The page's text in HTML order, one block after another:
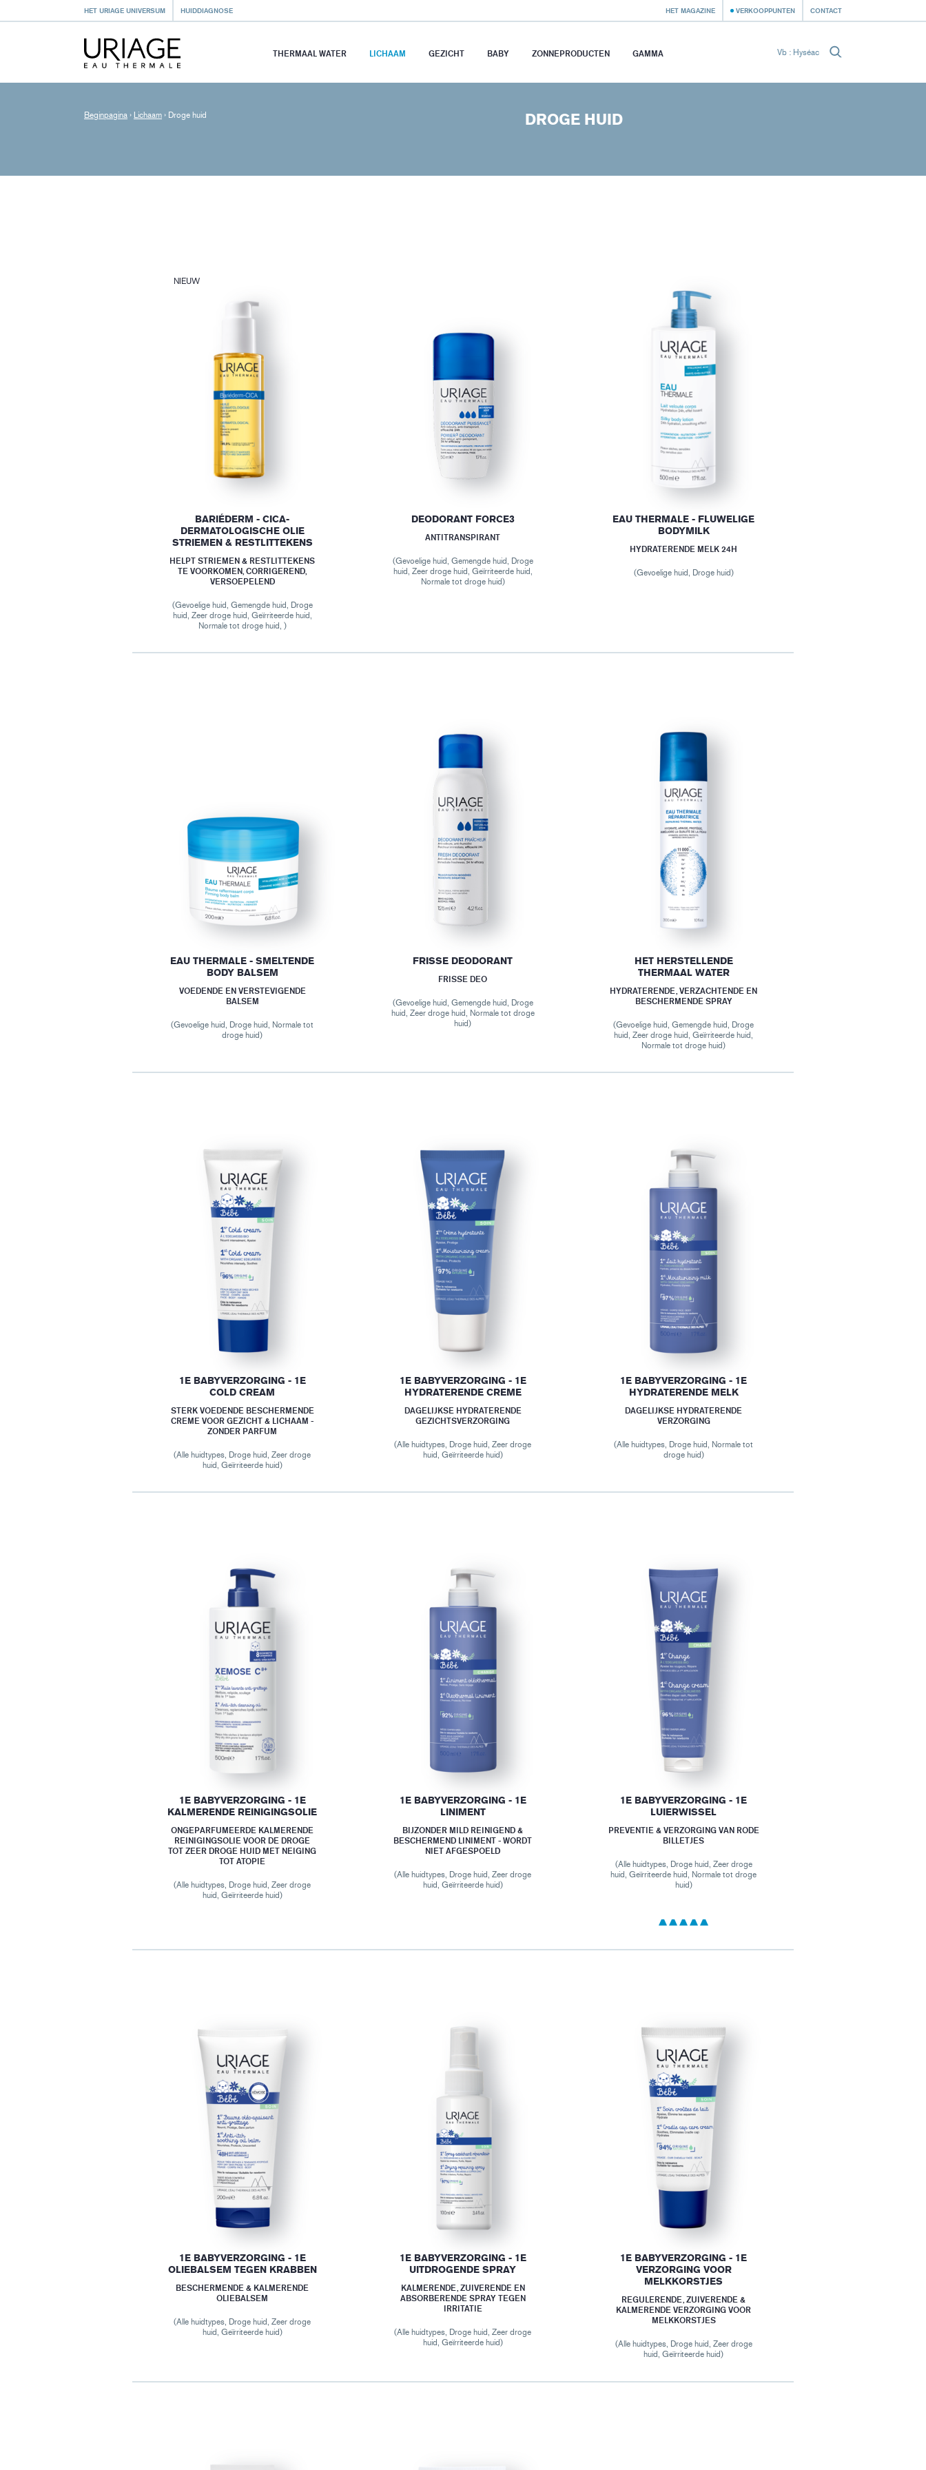
HET URIAGE UNIVERSUM HUIDDIAGNOSE HET MAGAZINE VERKOOPPUNTEN CONTACT
THERMAAL WATER LICHAAM GEZICHT BABY ZONNEPRODUCTEN GAMMA
Beginpagina › Lichaam › Droge huid DROGE HUID
NIEUW
BARIÉDERM - CICA-
DERMATOLOGISCHE OLIE
STRIEMEN & RESTLITTEKENS
HELPT STRIEMEN & RESTLITTEKENS
TE VOORKOMEN, CORRIGEREND,
VERSOEPELEND
(Gevoelige huid, Gemengde huid, Droge
huid, Zeer droge huid, Geïrriteerde huid,
Normale tot droge huid, )
DEODORANT FORCE3
ANTITRANSPIRANT
(Gevoelige huid, Gemengde huid, Droge
huid, Zeer droge huid, Geïrriteerde huid,
Normale tot droge huid)
EAU THERMALE - FLUWELIGE
BODYMILK
HYDRATERENDE MELK 24H
(Gevoelige huid, Droge huid)
EAU THERMALE - SMELTENDE
BODY BALSEM
VOEDENDE EN VERSTEVIGENDE
BALSEM
(Gevoelige huid, Droge huid, Normale tot
droge huid)
FRISSE DEODORANT
FRISSE DEO
(Gevoelige huid, Gemengde huid, Droge
huid, Zeer droge huid, Normale tot droge
huid)
HET HERSTELLENDE
THERMAAL WATER
HYDRATERENDE, VERZACHTENDE EN
BESCHERMENDE SPRAY
(Gevoelige huid, Gemengde huid, Droge
huid, Zeer droge huid, Geïrriteerde huid,
Normale tot droge huid)
1E BABYVERZORGING - 1E
COLD CREAM
STERK VOEDENDE BESCHERMENDE
CREME VOOR GEZICHT & LICHAAM -
ZONDER PARFUM
(Alle huidtypes, Droge huid, Zeer droge
huid, Geïrriteerde huid)
1E BABYVERZORGING - 1E
HYDRATERENDE CREME
DAGELIJKSE HYDRATERENDE
GEZICHTSVERZORGING
(Alle huidtypes, Droge huid, Zeer droge
huid, Geïrriteerde huid)
1E BABYVERZORGING - 1E
HYDRATERENDE MELK
DAGELIJKSE HYDRATERENDE
VERZORGING
(Alle huidtypes, Droge huid, Normale tot
droge huid)
1E BABYVERZORGING - 1E
KALMERENDE REINIGINGSOLIE
ONGEPARFUMEERDE KALMERENDE
REINIGINGSOLIE VOOR DE DROGE
TOT ZEER DROGE HUID MET NEIGING
TOT ATOPIE
(Alle huidtypes, Droge huid, Zeer droge
huid, Geïrriteerde huid)
1E BABYVERZORGING - 1E
LINIMENT
BIJZONDER MILD REINIGEND &
BESCHERMEND LINIMENT - WORDT
NIET AFGESPOELD
(Alle huidtypes, Droge huid, Zeer droge
huid, Geïrriteerde huid)
1E BABYVERZORGING - 1E
LUIERWISSEL
PREVENTIE & VERZORGING VAN RODE
BILLETJES
(Alle huidtypes, Droge huid, Zeer droge
huid, Geïrriteerde huid, Normale tot droge
huid)
1E BABYVERZORGING - 1E
OLIEBALSEM TEGEN KRABBEN
BESCHERMENDE & KALMERENDE
OLIEBALSEM
(Alle huidtypes, Droge huid, Zeer droge
huid, Geïrriteerde huid)
1E BABYVERZORGING - 1E
UITDROGENDE SPRAY
KALMERENDE, ZUIVERENDE EN
ABSORBERENDE SPRAY TEGEN
IRRITATIE
(Alle huidtypes, Droge huid, Zeer droge
huid, Geïrriteerde huid)
1E BABYVERZORGING - 1E
VERZORGING VOOR
MELKKORSTJES
REGULERENDE, ZUIVERENDE &
KALMERENDE VERZORGING VOOR
MELKKORSTJES
(Alle huidtypes, Droge huid, Zeer droge
huid, Geïrriteerde huid)